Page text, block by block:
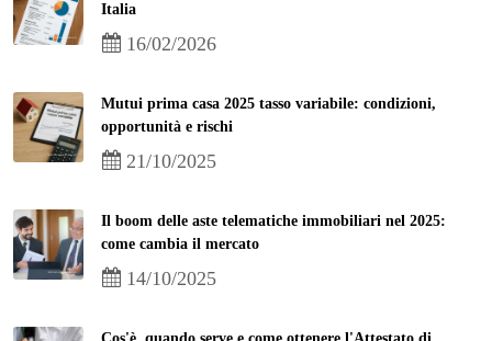
Italia
16/02/2026
Mutui prima casa 2025 tasso variabile: condizioni,
opportunità e rischi
21/10/2025
Il boom delle aste telematiche immobiliari nel 2025:
come cambia il mercato
14/10/2025